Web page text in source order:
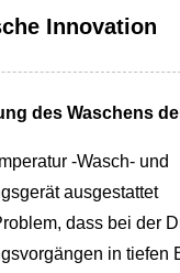
Innovation
des Waschens
-Wasch- und
ausgestattet
dass bei der
in tiefen